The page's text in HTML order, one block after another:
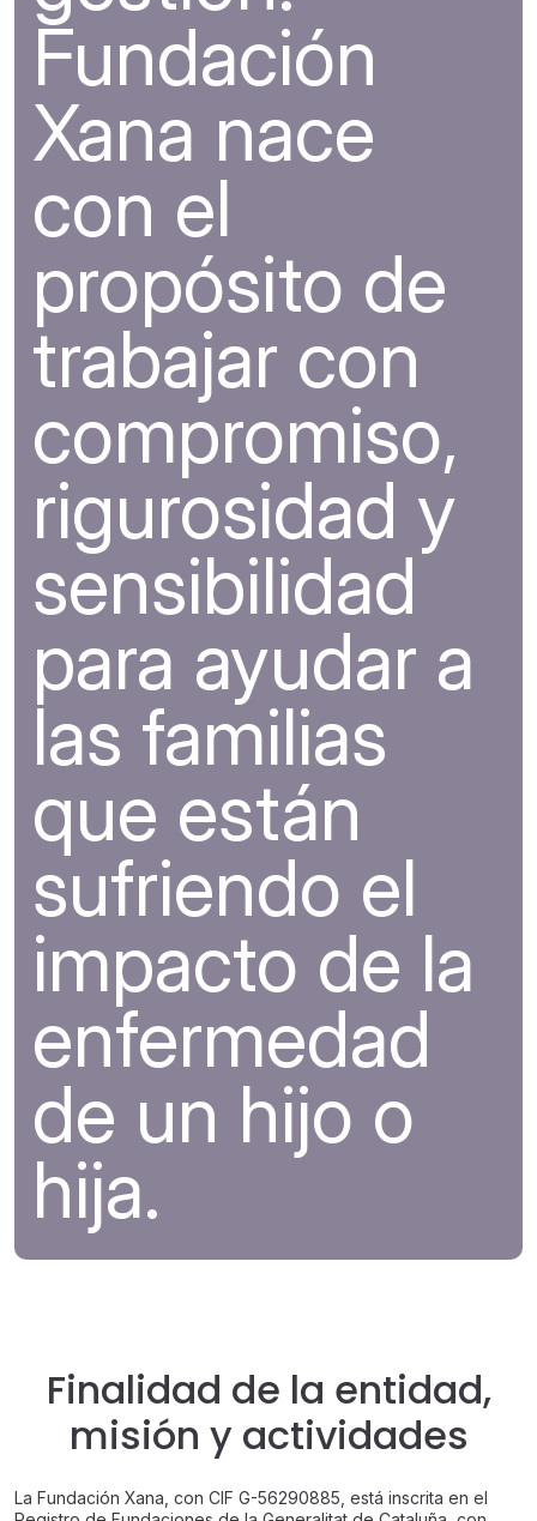
Fundación
Xana nace
con el
propósito de
trabajar con
compromiso,
rigurosidad y
sensibilidad
para ayudar a
las familias
que están
sufriendo el
impacto de la
enfermedad
de un hijo o
hija.
Finalidad de la entidad,
misión y actividades
La Fundación Xana, con CIF G-56290885, está inscrita en el